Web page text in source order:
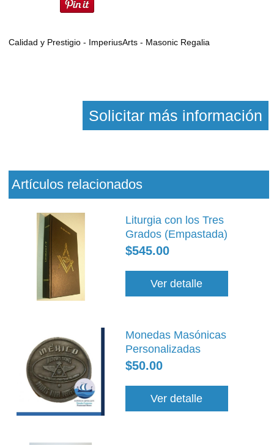
Calidad y Prestigio - ImperiusArts - Masonic Regalia
Solicitar más información
Artículos relacionados
Liturgia con los Tres
Grados (Empastada)
$545.00
Ver detalle
Monedas Masónicas
Personalizadas
$50.00
Ver detalle